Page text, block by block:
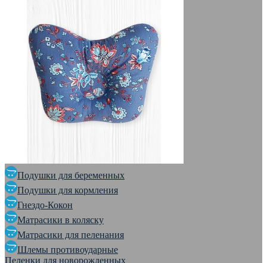
Подушки для беременных
Подушки для кормления
Гнездо-Кокон
Матрасики в коляску
Матрасики для пеленания
Шлемы противоударные
Пеленки для новорожденных